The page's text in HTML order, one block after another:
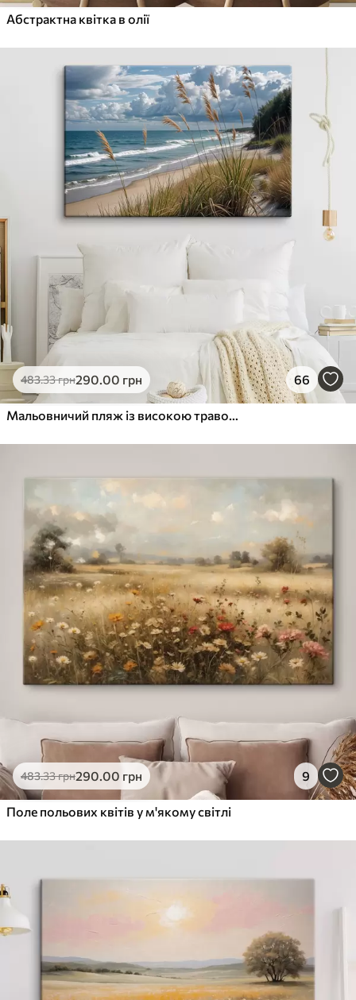
Абстрактна квітка в олії
483.33грн290.00 грн 66
Мальовничий пляж із високою травою, що гойдається на вітрі, з видом на океан із розбіжними хвилями та хмарним небом
483.33грн290.00 грн 9
Поле польових квітів у м'якому світлі